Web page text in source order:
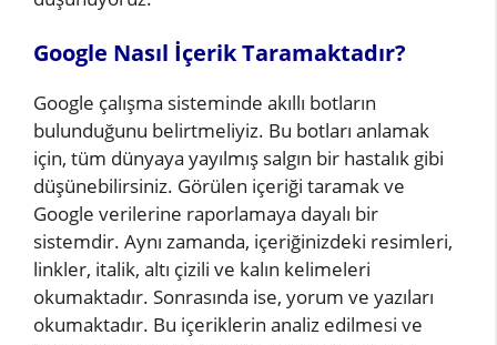
Google Nasıl İçerik Taramaktadır?
Google çalışma sisteminde akıllı botların
bulunduğunu belirtmeliyiz. Bu botları anlamak
için, tüm dünyaya yayılmış salgın bir hastalık gibi
düşünebilirsiniz. Görülen içeriği taramak ve
Google verilerine raporlamaya dayalı bir
sistemdir. Aynı zamanda, içeriğinizdeki resimleri,
linkler, italik, altı çizili ve kalın kelimeleri
okumaktadır. Sonrasında ise, yorum ve yazıları
okumaktadır. Bu içeriklerin analiz edilmesi ve